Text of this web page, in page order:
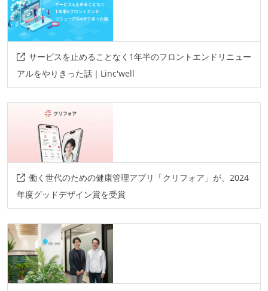
サービスを止めることなく1年半のフロントエンドリニュー
アルをやりきった話｜Linc'well
働く世代のための健康管理アプリ「クリフォア」が、2024
年度グッドデザイン賞を受賞